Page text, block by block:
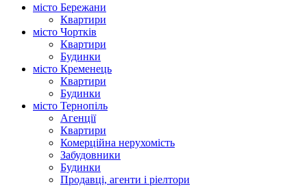
місто Бережани
Квартири
місто Чортків
Квартири
Будинки
місто Кременець
Квартири
Будинки
місто Тернопіль
Агенції
Квартири
Комерційна нерухомість
Забудовники
Будинки
Продавці, агенти і ріелтори